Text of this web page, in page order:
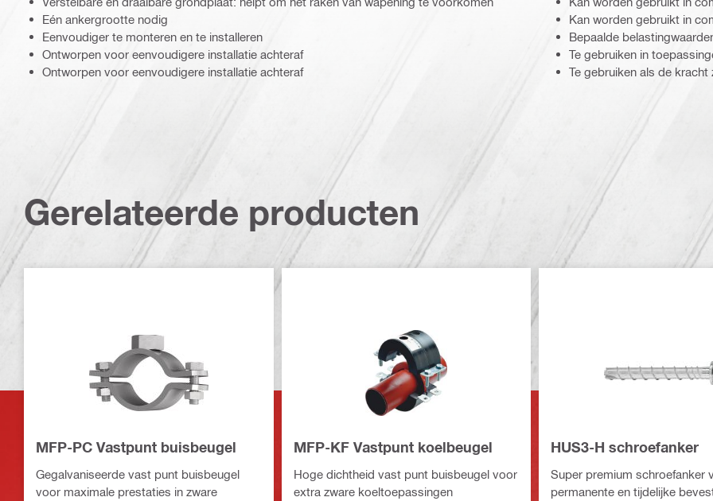
Eén ankergrootte nodig
Eenvoudiger te monteren en te installeren
Ontworpen voor eenvoudigere installatie achteraf
Ontworpen voor eenvoudigere installatie achteraf
Kan worden gebruikt in
Bepaalde
Te gebruiken in
Te gebruiken als de
Gerelateerde producten
MFP-PC Vastpunt buisbeugel
Gegalvaniseerde vast punt buisbeugel
voor maximale prestaties in zware
MFP-KF Vastpunt koelbeugel
Hoge dichtheid vast punt buisbeugel voor
extra zware koeltoepassingen
HUS3-H schroefanker
Super premium schroefanker
permanente en tijdelijke